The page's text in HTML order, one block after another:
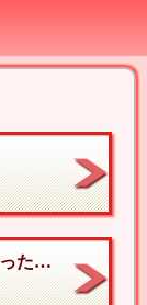
弁護士であるわたくしが事故にあった時のお話し②